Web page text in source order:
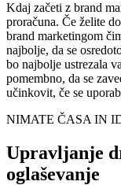
Kdaj začeti z brand
proračuna. Če želite
brand marketingom
najbolje, da se
bo najbolje ustrezala
pomembno, da se
učinkovit, če se
NIMATE ČASA IN
Upravljanje
oglaševanje